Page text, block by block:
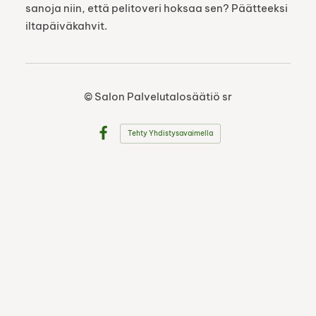
sanoja niin, että pelitoveri hoksaa sen? Päätteeksi
iltapäiväkahvit.
© Salon Palvelutalosäätiö sr
Tehty Yhdistysavaimella